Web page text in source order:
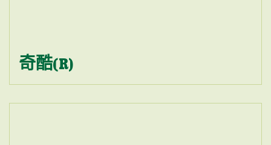
奇酷(R)